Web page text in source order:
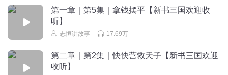
小说写的乱七八槽
2021-05-10
第一章｜第5集｜拿钱摆平【新书三国欢迎收
听】
志恒讲故事 17.69万
第二章｜第2集｜快快营救天子【新书三国欢迎
收听】